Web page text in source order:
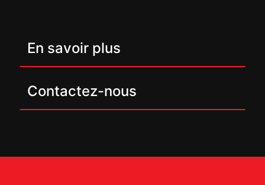
En savoir plus
Contactez-nous